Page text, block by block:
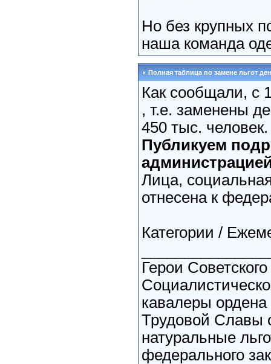
Но без крупных
наша команда
Полная таблица по замене льгот
Как сообщали, с
, т.е. заменены
450 тыс. человек.
Публикуем
Лица,
отнесена к
Категории /
Герои
кавалеры
Трудовой Славы
натуральные
федерального